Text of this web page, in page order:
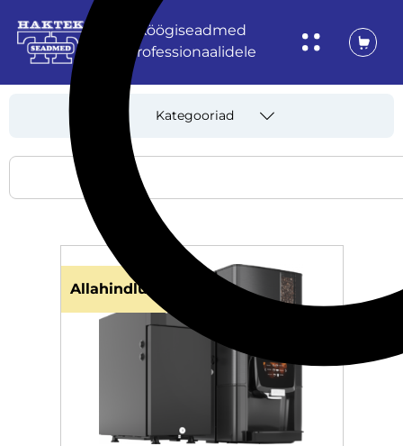
Köögiseadmed
professionaalidele
Kategooriad
Allahindlus!